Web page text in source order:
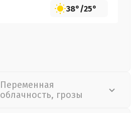
38°/25°
Переменная
облачность, грозы